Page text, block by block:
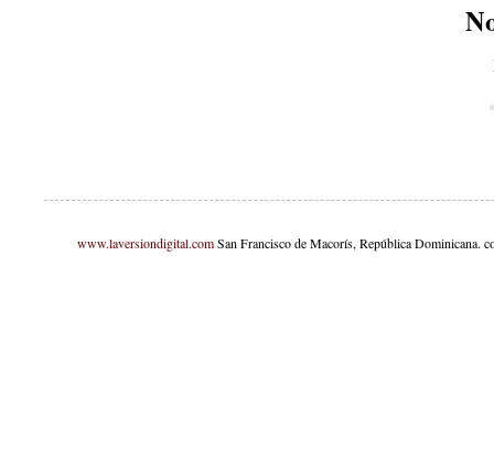
www.laversiondigital.comSan Francisco de Macorís, República Dominicana.